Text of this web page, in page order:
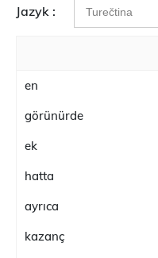
Jazyk :
en
görünürde
ek
hatta
ayrıca
kazanç